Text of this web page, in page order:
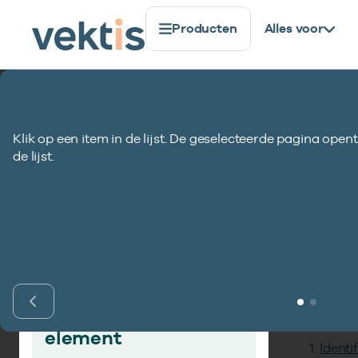
Producten Alles voor
Vind gegevens­
element
Klik op een item in de lijst. De geselecteerde pagina
de lijst.